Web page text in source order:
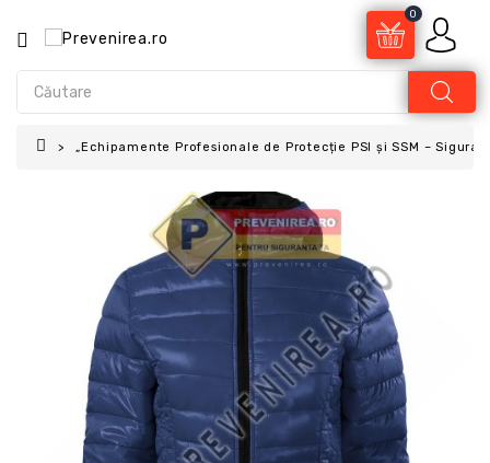
0
„Echipamente Profesionale de Protecție PSI și SSM –